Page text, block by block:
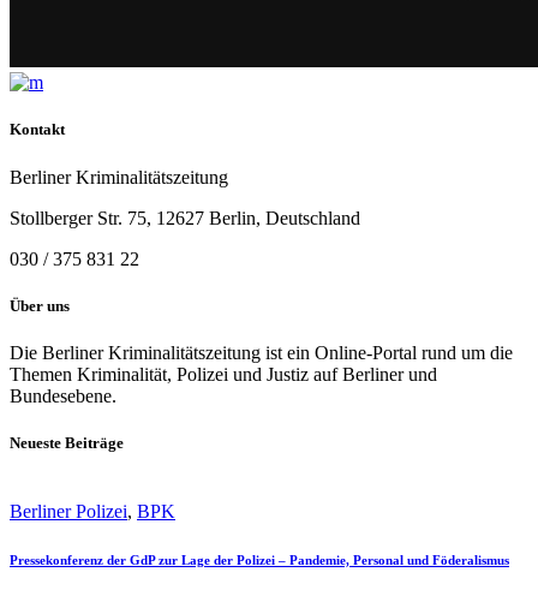
Kontakt
Berliner Kriminalitätszeitung
Stollberger Str. 75, 12627 Berlin, Deutschland
030 / 375 831 22
Über uns
Die Berliner Kriminalitätszeitung ist ein Online-Portal rund um die
Themen Kriminalität, Polizei und Justiz auf Berliner und
Bundesebene.
Neueste Beiträge
Berliner Polizei, BPK
Pressekonferenz der GdP zur Lage der Polizei – Pandemie, Personal und Föderalismus